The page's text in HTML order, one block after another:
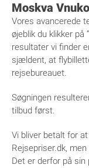
Moskva
Vores avancerede
øjeblik du klikker på
resultater vi finder
sjældent, at
rejsebureauet.
Søgningen
tilbud først.
Vi bliver betalt for
Rejsepriser.dk,
Det er derfor på